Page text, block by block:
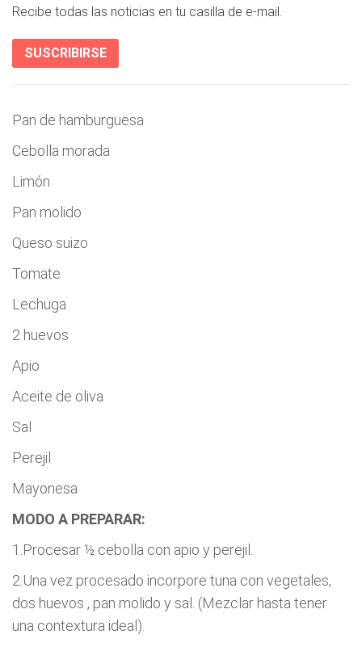
Recibe todas las noticias en tu casilla de e-mail.
SUSCRIBIRSE
Pan de hamburguesa
Cebolla morada
Limón
Pan molido
Queso suizo
Tomate
Lechuga
2 huevos
Apio
Aceite de oliva
Sal
Perejil
Mayonesa
MODO A PREPARAR:
1.Procesar ½ cebolla con apio y perejil.
2.Una vez procesado incorpore tuna con vegetales,
dos huevos , pan molido y sal. (Mezclar hasta tener
una contextura ideal).